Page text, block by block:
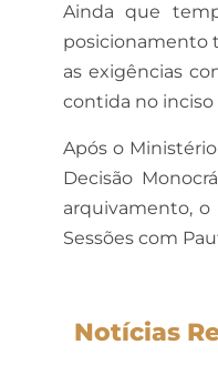
Ainda que
posicionamento
as exigências
contida no inciso
Após o
Decisão
arquivamento, o
Sessões com
Notícias